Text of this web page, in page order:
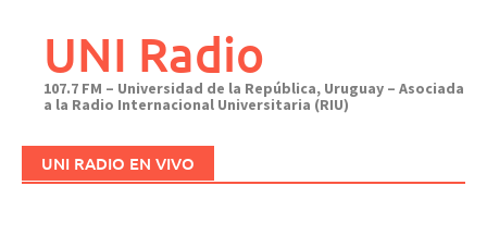
UNI Radio
107.7 FM – Universidad de la República, Uruguay – Asociada
a la Radio Internacional Universitaria (RIU)
UNI RADIO EN VIVO